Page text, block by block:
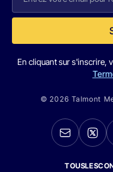
En cliquant sur s'inscrire,
© 2026 Talmont